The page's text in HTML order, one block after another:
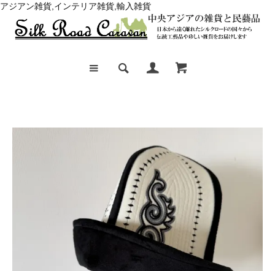
アジアン雑貨,インテリア雑貨,輸入雑貨